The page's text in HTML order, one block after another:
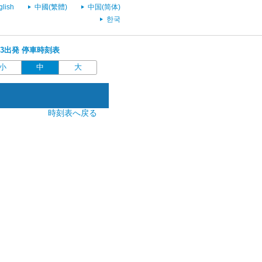
中國(繁體)
中国(简体)
한국
出発 停車時刻表
中 大
時刻表へ戻る